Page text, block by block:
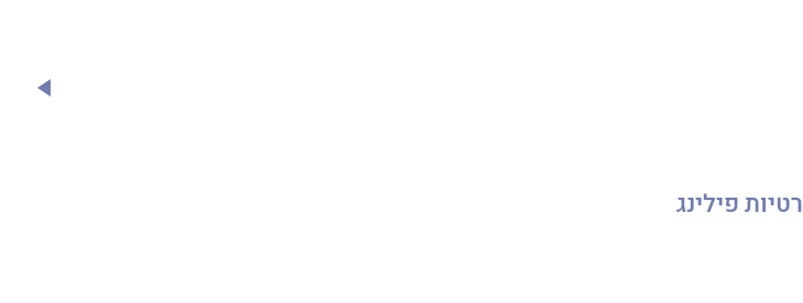
רטיות פילינג